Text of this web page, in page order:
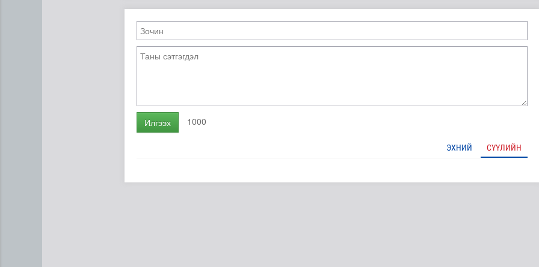
“Эхийн сүүгээр хооллолтыг дэмжих өдөр”-ийг зохион байгуулав
Илгээх 1000
ЭХНИЙ СҮҮЛИЙН